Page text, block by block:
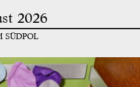
2026
SÜDPOL